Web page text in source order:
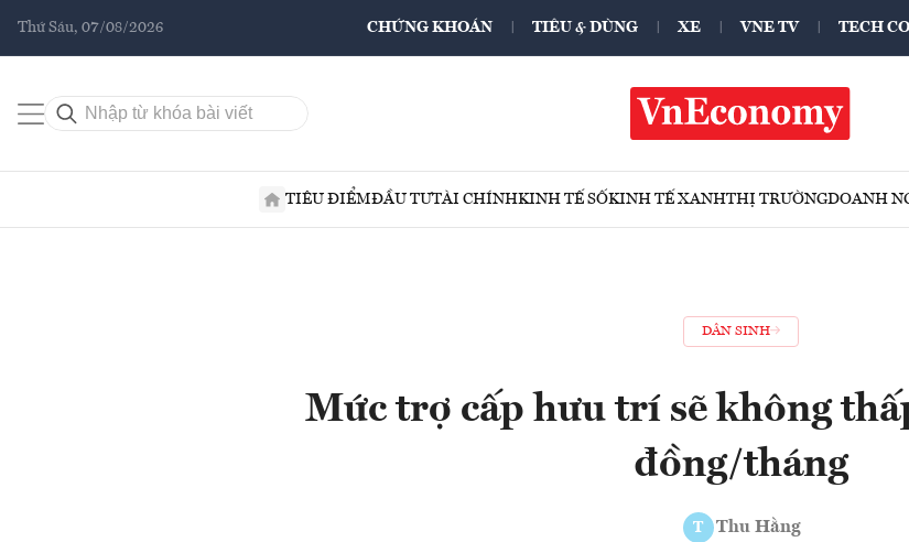
Thứ Sáu, 07/08/2026 CHỨNG KHOÁN TIÊU & DÙNG XE VNE TV TECH
TIÊU ĐIỂMĐẦU TƯTÀI CHÍNHKINH TẾ SỐKINH TẾ XANHTHỊ TRƯỜNGDOANH
DÂN SINH
Mức trợ cấp hưu trí sẽ không
đồng/tháng
T Thu Hằng